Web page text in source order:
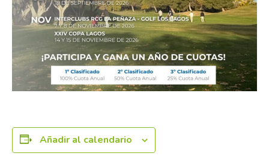
Añadir al calendario